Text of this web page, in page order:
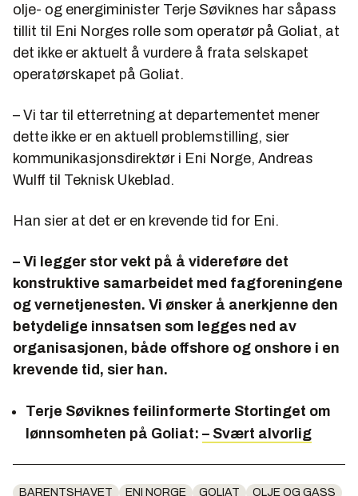
olje- og energiminister Terje Søviknes har såpass
tillit til Eni Norges rolle som operatør på Goliat, at
det ikke er aktuelt å vurdere å frata selskapet
operatørskapet på Goliat.
– Vi tar til etterretning at departementet mener
dette ikke er en aktuell problemstilling, sier
kommunikasjonsdirektør i Eni Norge, Andreas
Wulff til Teknisk Ukeblad.
Han sier at det er en krevende tid for Eni.
– Vi legger stor vekt på å videreføre det
konstruktive samarbeidet med fagforeningene
og vernetjenesten. Vi ønsker å anerkjenne den
betydelige innsatsen som legges ned av
organisasjonen, både offshore og onshore i en
krevende tid, sier han.
Terje Søviknes feilinformerte Stortinget om
lønnsomheten på Goliat: – Svært alvorlig
BARENTSHAVET ENI NORGE GOLIAT
OLJE OG GASS